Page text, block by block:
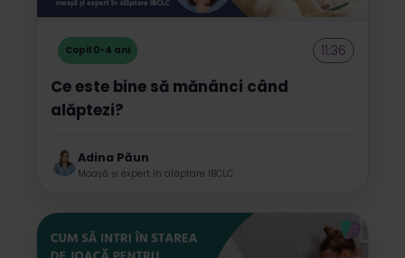
Copil 0-4 ani 11:36
Ce este bine să mănânci când
alăptezi?
Adina Păun
Moașă și expert în alăptare IBCLC